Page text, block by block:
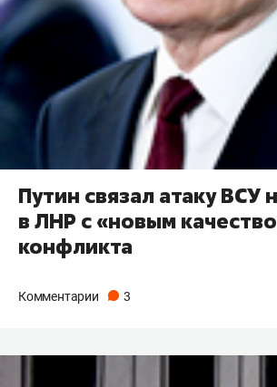
Путин связал атаку ВСУ
в ЛНР с «новым
конфликта
Комментарии 3